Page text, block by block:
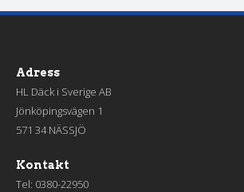
Adress
HL Däck i Sverige AB
Jönköpingsvägen 1
571 34 NÄSSJÖ
Kontakt
Tel: 0380-22950